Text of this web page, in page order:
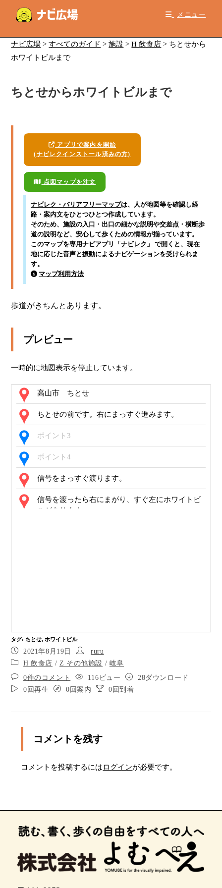
メニュー
ナビ広場 >すべてのガイド >施設 >H 飲食店 > ちとせから
ホワイトビルまで
ちとせからホワイトビルまで
アプリで案内を開始
(ナビレクインストール済みの方)
点図マップを注文
ナビレク・バリアフリーマップは、人が地図等を確認し経
路・案内文をひとつひとつ作成しています。
そのため、施設の入口・出口の細かな説明や交差点・横断歩
道の説明など、安心して歩くための情報が揃っています。
このマップを専用ナビアプリ「ナビレク 」 で開くと、現在
地に応じた音声と振動によるナビゲーションを受けられま
す。
マップ利用方法
歩道がきちんとあります。
プレビュー
一時的に地図表示を停止しています。
高山市 ちとせ
ちとせの前です。右にまっすぐ進みます。
ポイント3
ポイント4
信号をまっすぐ渡ります。
信号を渡ったら右にまがり、すぐ左にホワイトビ
ルがあります。
タグ: ちとせ, ホワイトビル
2021年8月19日
ruru
H 飲食店 / Z その他施設 / 岐阜
0件のコメント
116ビュー
28ダウンロード
0回再生
0回案内 0回到着
コメントを残す
コメントを投稿するにはログインが必要です。